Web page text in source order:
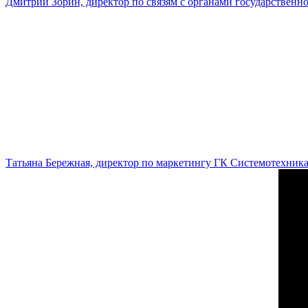
Татьяна Бережная, директор по маркетингу ГК Системотехника